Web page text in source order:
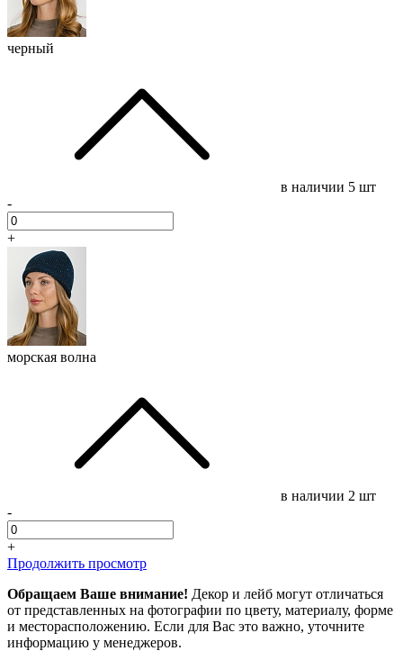
черный
в наличии 5 шт
-
+
морская волна
в наличии 2 шт
-
+
Продолжить просмотр
Обращаем Ваше внимание! Декор и лейб могут отличаться
от представленных на фотографии по цвету, материалу, форме
и месторасположению. Если для Вас это важно, уточните
информацию у менеджеров.